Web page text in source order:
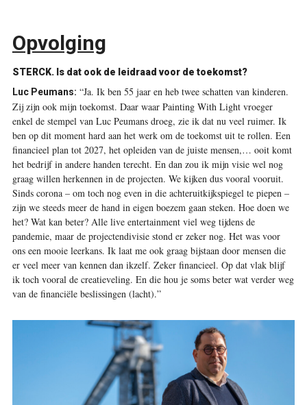
Opvolging
STERCK. Is dat ook de leidraad voor de toekomst?
Luc Peumans: “Ja. Ik ben 55 jaar en heb twee schatten van kinderen.
Zij zijn ook mijn toekomst. Daar waar Painting With Light vroeger
enkel de stempel van Luc Peumans droeg, zie ik dat nu veel ruimer. Ik
ben op dit moment hard aan het werk om de toekomst uit te rollen. Een
financieel plan tot 2027, het opleiden van de juiste mensen,… ooit komt
het bedrijf in andere handen terecht. En dan zou ik mijn visie wel nog
graag willen herkennen in de projecten. We kijken dus vooral vooruit.
Sinds corona – om toch nog even in die achteruitkijkspiegel te piepen –
zijn we steeds meer de hand in eigen boezem gaan steken. Hoe doen we
het? Wat kan beter? Alle live entertainment viel weg tijdens de
pandemie, maar de projectendivisie stond er zeker nog. Het was voor
ons een mooie leerkans. Ik laat me ook graag bijstaan door mensen die
er veel meer van kennen dan ikzelf. Zeker financieel. Op dat vlak blijf
ik toch vooral de creatieveling. En die hou je soms beter wat verder weg
van de financiële beslissingen (lacht).”